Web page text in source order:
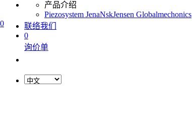
0
产品介绍
Piezosystem JenaNskJensen Globalmechonics
联络我们
0
询价单